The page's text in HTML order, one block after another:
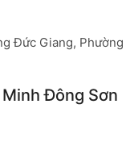
Đức Giang, Phường
Minh Đông Sơn